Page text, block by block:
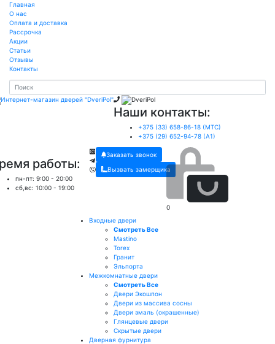
Главная
О нас
Оплата и доставка
Рассрочка
Акции
Статьи
Отзывы
Контакты
Наши контакты:
+375 (33) 658-86-18 (МТС)
+375 (29) 652-94-78 (A1)
работы:
пн-пт: 9:00 - 20:00
сб,вс: 10:00 - 19:00
Заказать звонок
Вызвать замерщика
0
Входные двери
Смотреть Все
Mastino
Torex
Гранит
Эльпорта
Межкомнатные двери
Смотреть Все
Двери Экошпон
Двери из массива сосны
Двери эмаль (окрашенные)
Глянцевые двери
Скрытые двери
Дверная фурнитура